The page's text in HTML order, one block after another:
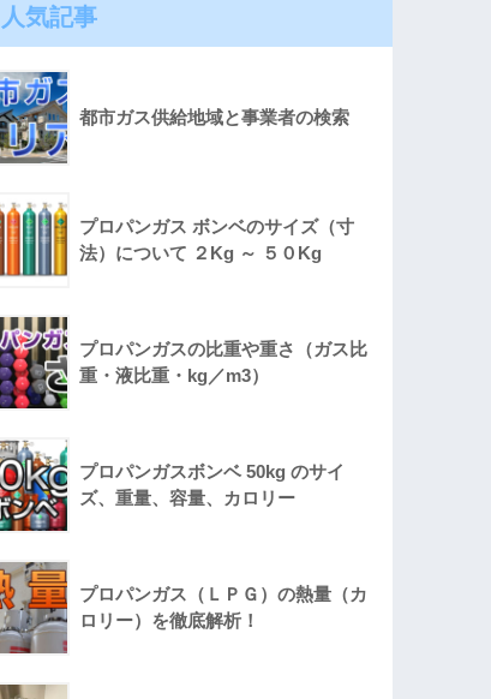
人気記事
都市ガス供給地域と事業者の検索
プロパンガス ボンベのサイズ（寸
法）について ２Kg ～ ５０Kg
プロパンガスの比重や重さ（ガス比
重・液比重・kg／m3）
プロパンガスボンベ 50kg のサイ
ズ、重量、容量、カロリー
プロパンガス（ＬＰＧ）の熱量（カ
ロリー）を徹底解析！